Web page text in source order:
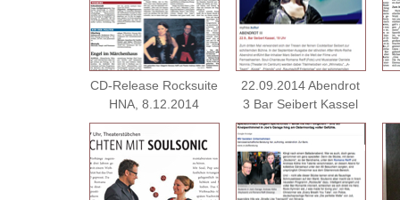
CD-Release Rocksuite
HNA, 8.12.2014
22.09.2014 Abendrot
3 Bar Seibert Kassel